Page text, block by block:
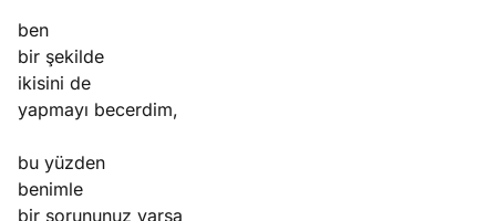
ben
bir şekilde
ikisini de
yapmayı becerdim,
bu yüzden
benimle
bir sorununuz varsa